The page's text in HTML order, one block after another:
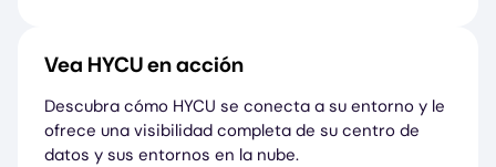
Vea HYCU en acción
Descubra cómo HYCU se conecta a su entorno y le
ofrece una visibilidad completa de su centro de
datos y sus entornos en la nube.